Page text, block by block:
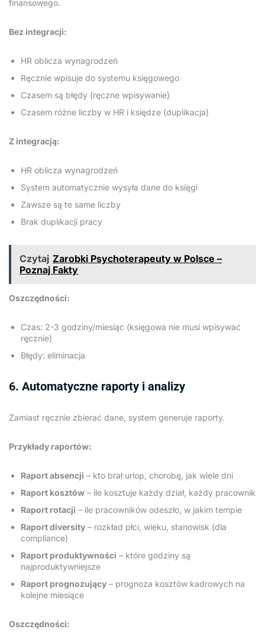
finansowego.
Bez integracji:
HR oblicza wynagrodzeń
Ręcznie wpisuje do systemu księgowego
Czasem są błędy (ręczne wpisywanie)
Czasem różne liczby w HR i księdze (duplikacja)
Z integracją:
HR oblicza wynagrodzeń
System automatycznie wysyła dane do księgi
Zawsze są te same liczby
Brak duplikacji pracy
Czytaj Zarobki Psychoterapeuty w Polsce –
Poznaj Fakty
Oszczędności:
Czas: 2-3 godziny/miesiąc (księgowa nie musi wpisywać
ręcznie)
Błędy: eliminacja
6. Automatyczne raporty i analizy
Zamiast ręcznie zbierać dane, system generuje raporty.
Przykłady raportów:
Raport absencji – kto brał urlop, chorobę, jak wiele dni
Raport kosztów – ile kosztuje każdy dział, każdy pracownik
Raport rotacji – ile pracowników odeszło, w jakim tempie
Raport diversity – rozkład płci, wieku, stanowisk (dla
compliance)
Raport produktywności – które godziny są
najproduktywniejsze
Raport prognozujący – prognoza kosztów kadrowych na
kolejne miesiące
Oszczędności: